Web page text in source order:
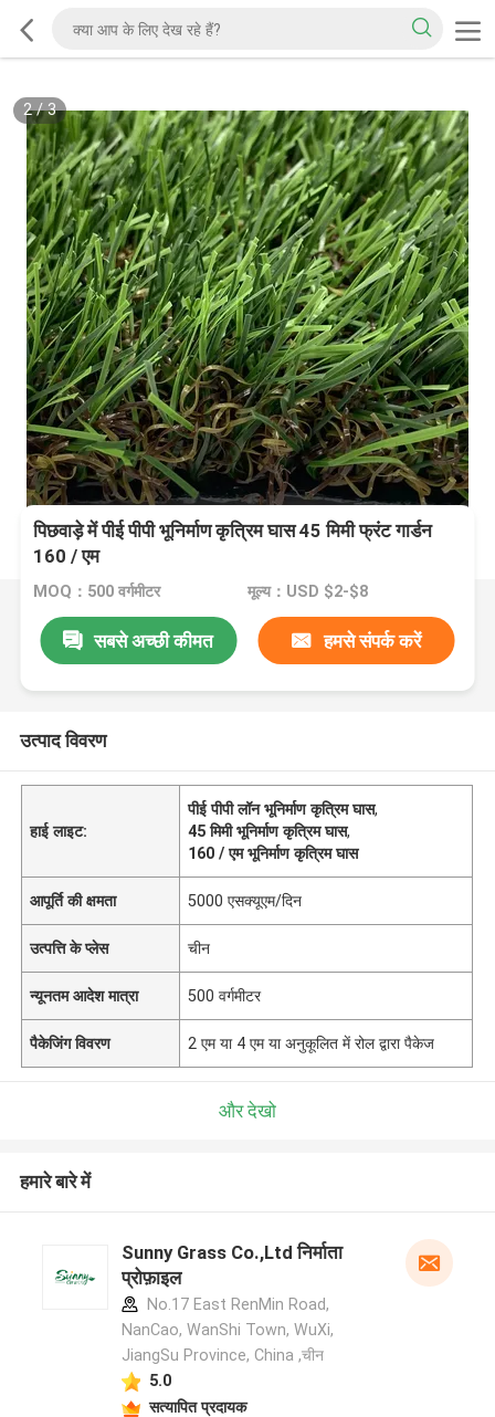
2/3
पिछवाड़े में पीई पीपी भूनिर्माण कृत्रिम घास 45 मिमी फ्रंट गार्डन
160 / एम
MOQ：500 वर्गमीटर मूल्य：USD $2-$8
सबसे अच्छी कीमत हमसे संपर्क करें
उत्पाद विवरण
हाई लाइट:
पीई पीपी लॉन भूनिर्माण कृत्रिम घास,
45 मिमी भूनिर्माण कृत्रिम घास,
160 / एम भूनिर्माण कृत्रिम घास
आपूर्ति की क्षमता 5000 एसक्यूएम/दिन
उत्पत्ति के प्लेस चीन
न्यूनतम आदेश मात्रा 500 वर्गमीटर
पैकेजिंग विवरण 2 एम या 4 एम या अनुकूलित में रोल द्वारा पैकेज
और देखो
हमारे बारे में
Sunny Grass Co.,Ltd निर्माता
प्रोफ़ाइल
No.17 East RenMin Road,
NanCao, WanShi Town, WuXi,
JiangSu Province, China ,चीन
5.0
सत्यापित प्रदायक